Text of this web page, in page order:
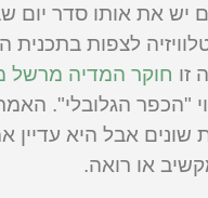
יש את אותו סדר יום
לצפות בתכנית
זו חוקר המדיה מרשל
"הכפר הגלובלי".
שונים אבל היא
או רואה.